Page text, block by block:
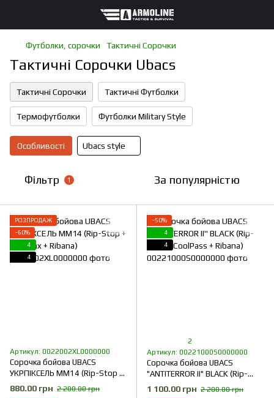
Футболки, сорочки Тактичні Сорочки
Тактичні Сорочки Ubacs
Тактичні Сорочки Тактичні Футболки
Термофутболки Футболки Military Style
Особливості Ubacs style
Фільтр 1 За популярністю
РОЗПРОДАЖ
−60%
4
4
Артикул: 0022002XL0000000
Сорочка бойова UBACS
УКРПІКСЕЛЬ ММ14 (Rip-Stop +
CoolMax + Ribana)
880.00 грн 2 200.00 грн
−50%
4
4
2
Артикул: 00221000S0000000
Сорочка бойова UBACS
"ANTITERROR II" BLACK (Rip-
Stop + CoolPass + Ribana)
1 100.00 грн 2 200.00 грн